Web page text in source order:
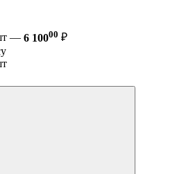
— 6 10000 ₽